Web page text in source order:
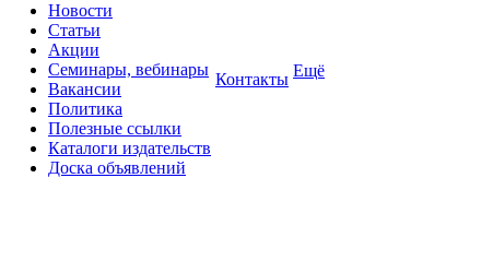
Новости
Статьи
Акции
Семинары, вебинары
Вакансии
Политика
Полезные ссылки
Каталоги издательств
Доска объявлений
Контакты Ещё